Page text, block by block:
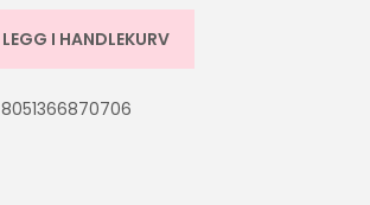
LEGG I HANDLEKURV
8051366870706